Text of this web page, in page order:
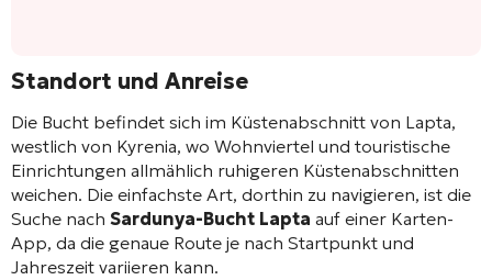
Standort und Anreise
Die Bucht befindet sich im Küstenabschnitt von Lapta,
westlich von Kyrenia, wo Wohnviertel und touristische
Einrichtungen allmählich ruhigeren Küstenabschnitten
weichen. Die einfachste Art, dorthin zu navigieren, ist die
Suche nach Sardunya-Bucht Lapta auf einer Karten-
App, da die genaue Route je nach Startpunkt und
Jahreszeit variieren kann.